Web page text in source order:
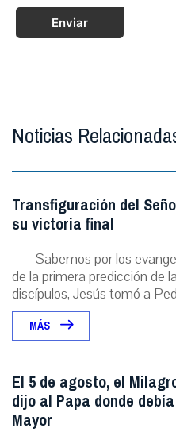
Enviar
Noticias
Transfiguración del
su victoria final
Sabemos por los
de la primera predicción de
discípulos, Jesús tomó a
MÁS
El 5 de agosto, el
dijo al Papa donde
Mayor